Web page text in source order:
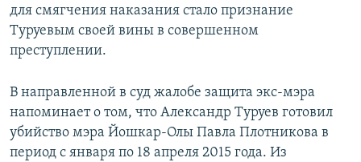
для смягчения наказания стало признание
Туруевым своей вины в совершенном
преступлении.
В направленной в суд жалобе защита экс-мэра
напоминает о том, что Александр Туруев готовил
убийство мэра Йошкар-Олы Павла Плотникова в
период с января по 18 апреля 2015 года. Из